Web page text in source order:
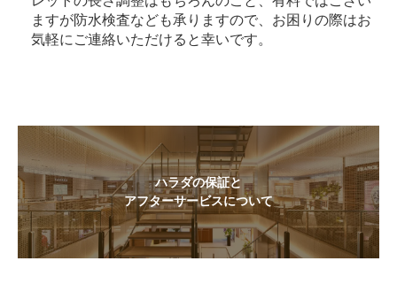
ますが防水検査なども承りますので、お困りの際はお
気軽にご連絡いただけると幸いです。
ハラダの保証と
アフターサービスについて